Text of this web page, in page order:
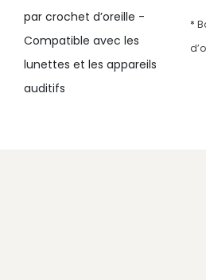
par crochet d’oreille -
Compatible avec les
lunettes et les appareils
auditifs
*